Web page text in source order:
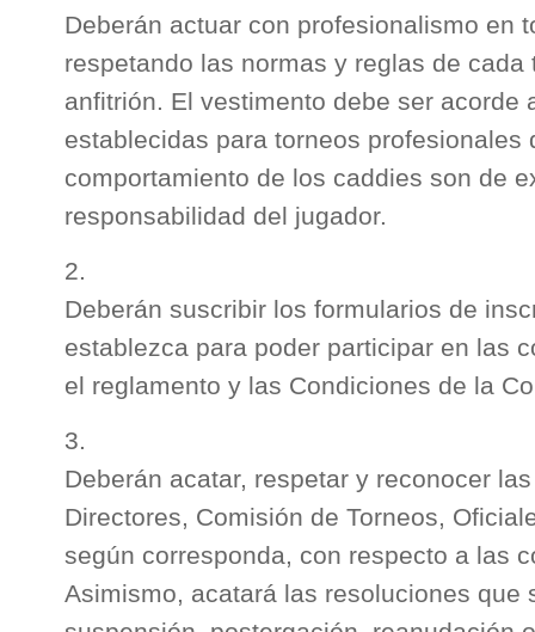
Deberán actuar con profesionalismo en
respetando las normas y reglas de cada
anfitrión. El vestimento debe ser acorde
establecidas para torneos profesionales
comportamiento de los caddies son de
responsabilidad del jugador.
Deberán suscribir los formularios de
establezca para poder participar en las
el reglamento y las Condiciones de la
Deberán acatar, respetar y reconocer
Directores, Comisión de Torneos,
según corresponda, con respecto a las
Asimismo, acatará las resoluciones que